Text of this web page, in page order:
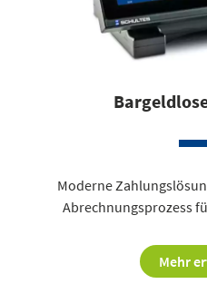
Moderne
Abrechnungsprozess
Mehr